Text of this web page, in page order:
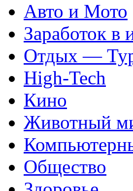
Авто и Мото
Заработок в
Отдых —
High-Tech
Кино
Животный
Общество